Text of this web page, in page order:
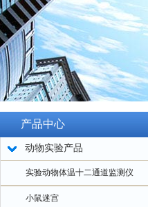
产品中心
动物实验产品
实验动物体温十二通道监测仪
小鼠迷宫